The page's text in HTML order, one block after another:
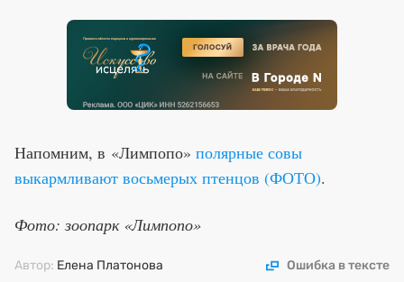
Напомним, в «Лимпопо» полярные совы
выкармливают восьмерых птенцов (ФОТО).
Фото: зоопарк «Лимпопо»
Автор: Елена Платонова Ошибка в тексте